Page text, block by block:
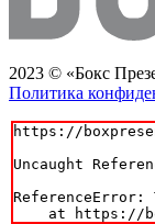
2023 © «Бокс
Политика
https://
Uncaught
at https://